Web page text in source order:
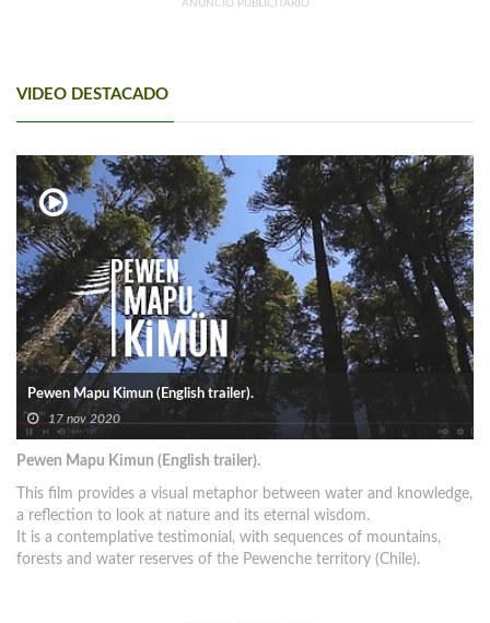
ANUNCIO PUBLICITARIO
VIDEO DESTACADO
Pewen Mapu Kimun (English trailer).
17 nov 2020
Pewen Mapu Kimun (English trailer).
This film provides a visual metaphor between water and knowledge,
a reflection to look at nature and its eternal wisdom.
It is a contemplative testimonial, with sequences of mountains,
forests and water reserves of the Pewenche territory (Chile).